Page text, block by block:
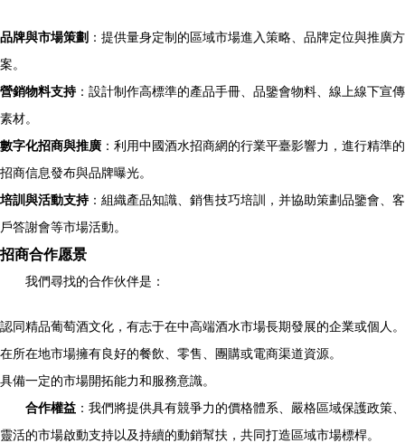
品牌與市場策劃 ：提供量身定制的區域市場進入策略、品牌定位與推廣方
案。
營銷物料支持：設計制作高標準的產品手冊、品鑒會物料、線上線下宣傳
素材。
數字化招商與推廣 ：利用中國酒水招商網的行業平臺影響力，進行精準的
招商信息發布與品牌曝光。
培訓與活動支持：組織產品知識、銷售技巧培訓，并協助策劃品鑒會、客
戶答謝會等市場活動。
招商合作愿景
我們尋找的合作伙伴是：
認同精品葡萄酒文化，有志于在中高端酒水市場長期發展的企業或個人。
在所在地市場擁有良好的餐飲、零售、團購或電商渠道資源。
具備一定的市場開拓能力和服務意識。
合作權益 ：我們將提供具有競爭力的價格體系、嚴格區域保護政策、
靈活的市場啟動支持以及持續的動銷幫扶，共同打造區域市場標桿。